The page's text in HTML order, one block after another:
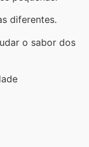
diferentes.
o sabor dos